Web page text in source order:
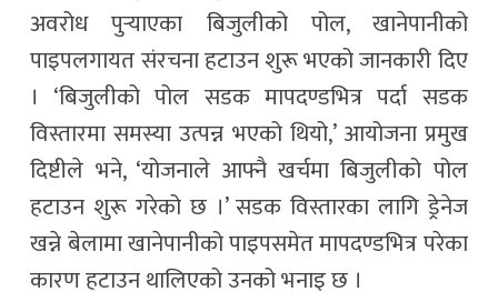
अवरोध पुर्‍याएका बिजुलीको पोल, खानेपानीको
पाइपलगायत संरचना हटाउन शुरू भएको जानकारी दिए
। ‘बिजुलीको पोल सडक मापदण्डभित्र पर्दा सडक
विस्तारमा समस्या उत्पन्न भएको थियो,’ आयोजना प्रमुख
दिष्टीले भने, ‘योजनाले आफ्नै खर्चमा बिजुलीको पोल
हटाउन शुरू गरेको छ ।’ सडक विस्तारका लागि ड्रेनेज
खन्ने बेलामा खानेपानीको पाइपसमेत मापदण्डभित्र परेका
कारण हटाउन थालिएको उनको भनाइ छ ।